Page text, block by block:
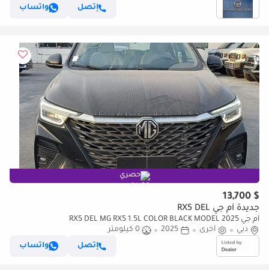
إتصل
واتساب
حصري
$ 13,700
جديدة أم جي RX5 DEL
أم جي RX5 DEL MG RX5 1.5L COLOR BLACK MODEL 2025
دبي
أخرى 2025
0 كيلومتر
إتصل
واتساب